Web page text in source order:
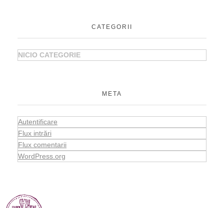
CATEGORII
NICIO CATEGORIE
META
Autentificare
Flux intrări
Flux comentarii
WordPress.org